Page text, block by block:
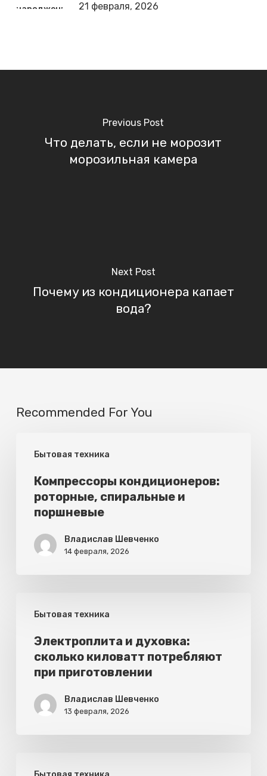
21 февраля, 2026
Previous Post
Что делать, если не морозит
морозильная камера
Next Post
Почему из кондиционера капает
вода?
Recommended For You
Бытовая техника
кондиционеров:
роторные,
спиральные
поршневые
Компрессоры кондиционеров:
роторные, спиральные и
поршневые
Владислав Шевченко
14 февраля, 2026
Бытовая техника
духовка:
сколько
киловатт
потребляют
приготовлении
Электроплита и духовка:
сколько киловатт потребляют
при приготовлении
Владислав Шевченко
13 февраля, 2026